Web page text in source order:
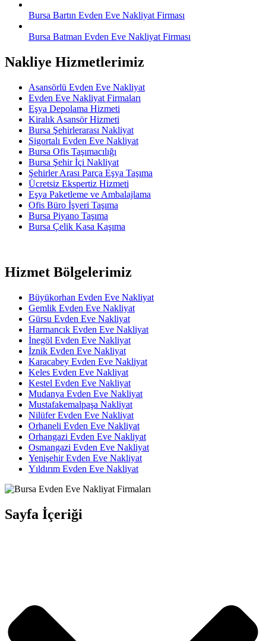
Bursa Bartın Evden Eve Nakliyat Firması
Bursa Batman Evden Eve Nakliyat Firması
Nakliye Hizmetlerimiz
Asansörlü Evden Eve Nakliyat
Evden Eve Nakliyat Firmaları
Eşya Depolama Hizmeti
Kiralık Asansör Hizmeti
Bursa Şehirlerarası Nakliyat
Sigortalı Evden Eve Nakliyat
Bursa Ofis Taşımacılığı
Bursa Şehir İçi Nakliyat
Şehirler Arası Parça Eşya Taşıma
Ücretsiz Ekspertiz Hizmeti
Eşya Paketleme ve Ambalajlama
Ofis Büro İşyeri Taşıma
Bursa Piyano Taşıma
Bursa Çelik Kasa Kaşıma
Hizmet Bölgelerimiz
Büyükorhan Evden Eve Nakliyat
Gemlik Evden Eve Nakliyat
Gürsu Evden Eve Nakliyat
Harmancık Evden Eve Nakliyat
İnegöl Evden Eve Nakliyat
İznik Evden Eve Nakliyat
Karacabey Evden Eve Nakliyat
Keles Evden Eve Nakliyat
Kestel Evden Eve Nakliyat
Mudanya Evden Eve Nakliyat
Mustafakemalpaşa Nakliyat
Nilüfer Evden Eve Nakliyat
Orhaneli Evden Eve Nakliyat
Orhangazi Evden Eve Nakliyat
Osmangazi Evden Eve Nakliyat
Yenişehir Evden Eve Nakliyat
Yıldırım Evden Eve Nakliyat
Sayfa İçeriği